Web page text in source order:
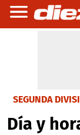
SEGUNDA
Día y